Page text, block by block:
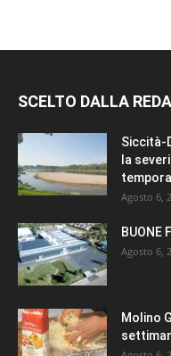
SCELTO DALLA
Siccità-
la
Agosto 6,
BUONE
Agosto 6,
Molino